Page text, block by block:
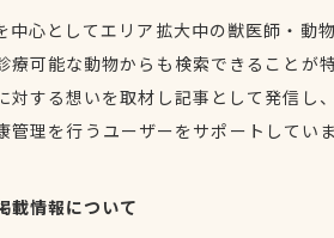
心としてエリア拡大中の獣医師・動
療可能な動物からも検索できることが
対する想いを取材し記事として発信し
管理を行うユーザーをサポートしてい
載情報について